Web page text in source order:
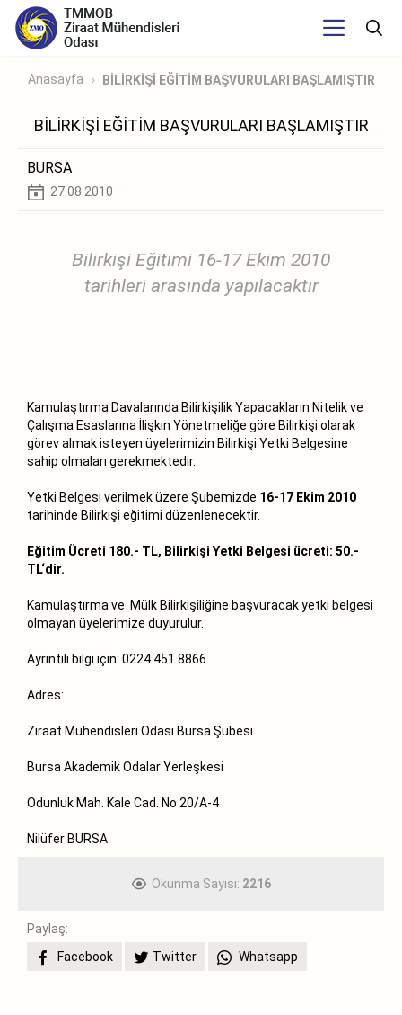
Anasayfa BİLİRKİŞİ EĞİTİM BAŞVURULARI BAŞLAMIŞTIR
BİLİRKİŞİ EĞİTİM BAŞVURULARI BAŞLAMIŞTIR
BURSA
27.08.2010
Bilirkişi Eğitimi 16-17 Ekim 2010
tarihleri arasında yapılacaktır
Kamulaştırma Davalarında Bilirkişilik Yapacakların Nitelik ve
Çalışma Esaslarına İlişkin Yönetmeliğe göre Bilirkişi olarak
görev almak isteyen üyelerimizin Bilirkişi Yetki Belgesine
sahip olmaları gerekmektedir.
Yetki Belgesi verilmek üzere Şubemizde 16-17 Ekim 2010
tarihinde Bilirkişi eğitimi düzenlenecektir.
Eğitim Ücreti 180.- TL, Bilirkişi Yetki Belgesi ücreti: 50.-
TL‘dir.
Kamulaştırma ve Mülk Bilirkişiliğine başvuracak yetki belgesi
olmayan üyelerimize duyurulur.
Ayrıntılı bilgi için: 0224 451 8866
Adres:
Ziraat Mühendisleri Odası Bursa Şubesi
Bursa Akademik Odalar Yerleşkesi
Odunluk Mah. Kale Cad. No 20/A-4
Nilüfer BURSA
Okunma Sayısı: 2216
Paylaş:
Facebook
Twitter Whatsapp